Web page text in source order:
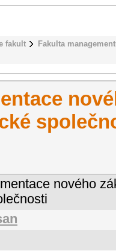
fakult
Fakulta
nového